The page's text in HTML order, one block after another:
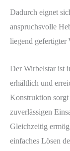
Dadurch eignet
anspruchsvolle
liegend gefertigter
Der Wirbelstar ist
erhältlich und
Konstruktion sorgt
zuverlässigen
Gleichzeitig
einfaches Lösen